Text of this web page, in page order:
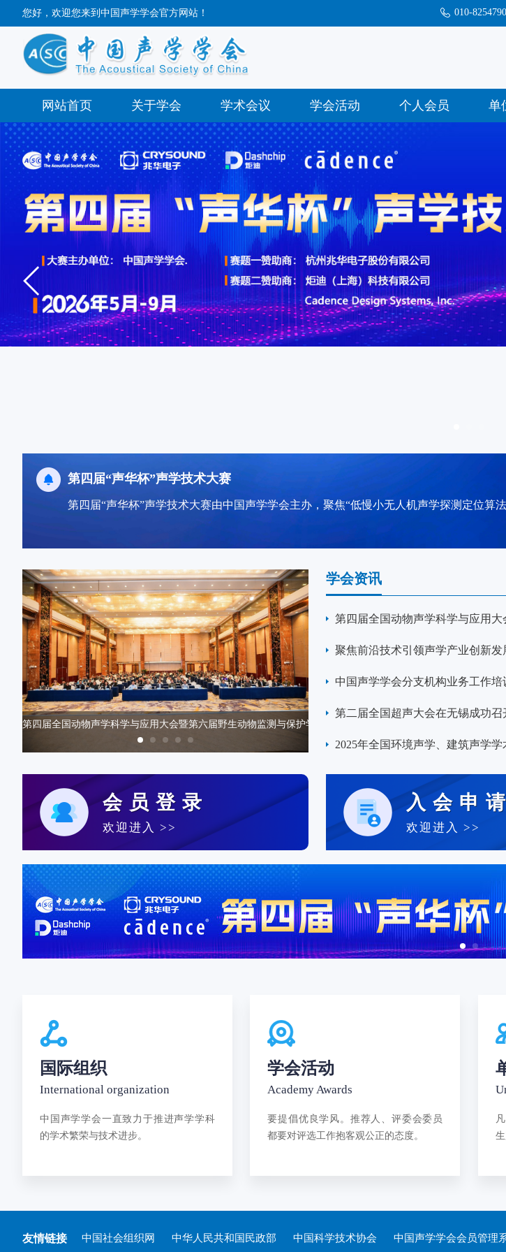
您好，欢迎您来到中国声学学会官方网站！ 010-
网站首页 关于学会 学术会议 学会活动 个人会员 单
第四届“声华杯”声学技术大赛
第四届“声华杯”声学技术大赛由中国声学学会主办，聚焦“低慢小无人机声学探测定位算
2026年全国声学大会
全国声学大会致力于培育高端前沿学术活动，打造集前沿性、战略性、学术性于一体的
性学术品牌活动。大会将推动“产、学、研、用”全领域的交流融合互动，拓展声学领域
第四届“声华杯”声学技术大赛
第四届“声华杯”声学技术大赛由中国声学学会主办，聚焦“低慢小无人机声学探测定位算
第四届全国动物声学科学与应用大会暨第六届野生动物监测与保护学术研讨会在昆明成功召开
学会资讯
第四届全国动物声学科学与应用大
六届野生动物监测与保护学术研讨
明成功召开
聚焦前沿技术引领声学产业创新发
二届全国声学传感与仪器会议在深
举办
中国声学学会分支机构业务工作培
苏州召开
第二届全国超声大会在无锡成功召
2025年全国环境声学、建筑声学学
年会在成都成功召开！
会员登录
欢迎进入 >>
入会申请
欢迎进入 >>
国际组织
International organization
中国声学学会一直致力于推进声学学科
的学术繁荣与技术进步。
学会活动
Academy Awards
要提倡优良学风。推荐人、评委会委员
都要对评选工作抱客观公正的态度。
友情链接 中国社会组织网 中华人民共和国民政部 中国科学技术协会 中国声学学会会员管理